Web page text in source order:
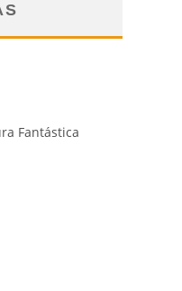
Fantástica